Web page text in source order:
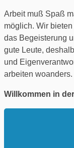
Arbeit muß Spaß
möglich. Wir
das Begeisterung
gute Leute,
und
arbeiten woanders.
Willkommen in